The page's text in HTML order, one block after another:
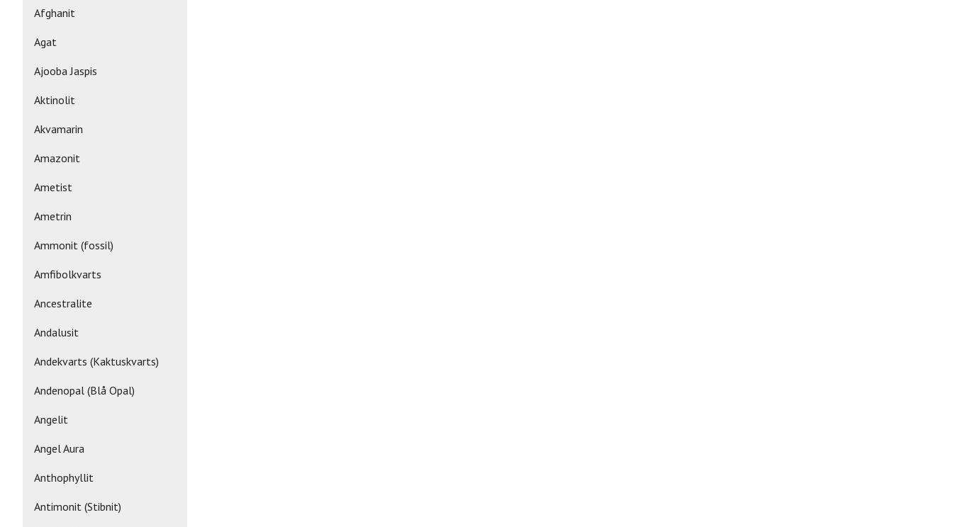
Afghanit
Agat
Ajooba Jaspis
Aktinolit
Akvamarin
Amazonit
Ametist
Ametrin
Ammonit (fossil)
Amfibolkvarts
Ancestralite
Andalusit
Andekvarts (Kaktuskvarts)
Andenopal (Blå Opal)
Angelit
Angel Aura
Anthophyllit
Antimonit (Stibnit)